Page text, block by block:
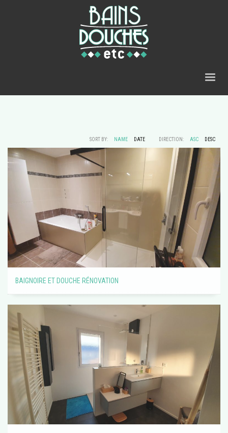
SORT BY: NAME DATE DIRECTION: ASC DESC
BAIGNOIRE ET DOUCHE RÉNOVATION